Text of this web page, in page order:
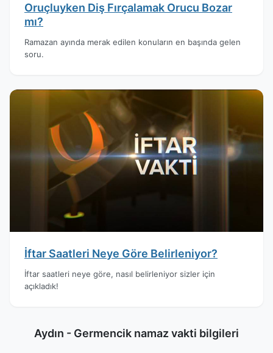
Oruçluyken Diş Fırçalamak Orucu Bozar
mı?
Ramazan ayında merak edilen konuların en başında gelen
soru.
İftar Saatleri Neye Göre Belirleniyor?
İftar saatleri neye göre, nasıl belirleniyor sizler için
açıkladık!
Aydın - Germencik namaz vakti bilgileri